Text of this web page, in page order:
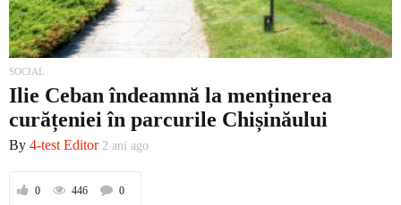
SOCIAL
Ilie Ceban îndeamnă la menținerea
curățeniei în parcurile Chișinăului
By 4-test Editor 2 ani ago
0 446 0